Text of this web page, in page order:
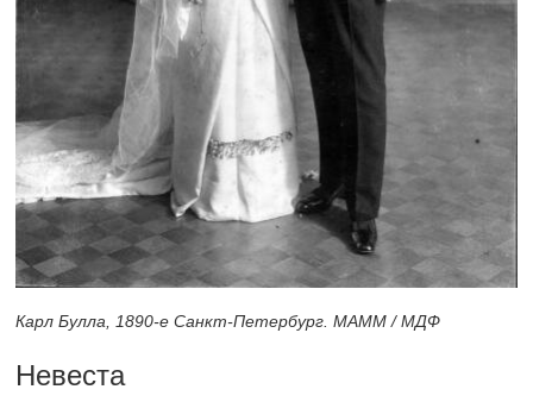
Карл Булла, 1890-е Санкт-Петербург. МАММ / МДФ
Невеста